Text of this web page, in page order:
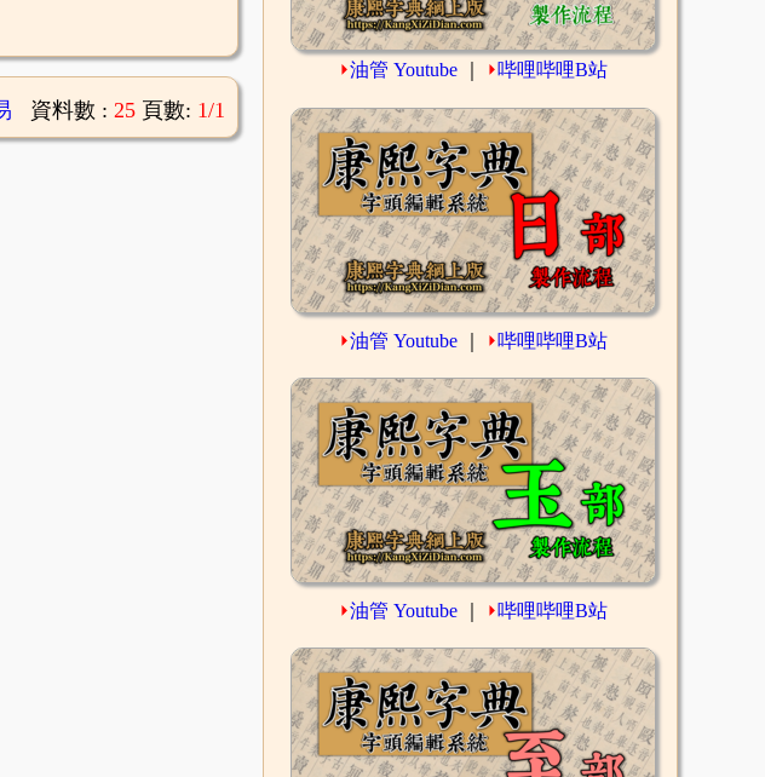
資料數 : 25 頁數: 1/1
⏵油管 Youtube ⏵哔哩哔哩B站
⏵油管 Youtube ⏵哔哩哔哩B站
⏵油管 Youtube ⏵哔哩哔哩B站